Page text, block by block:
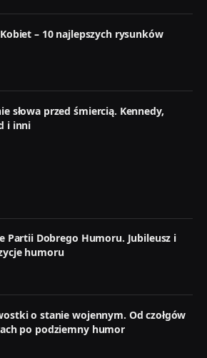
– 10 najlepszych rysunków
słowa przed śmiercią. Kennedy,
i inni
Partii Dobrego Humoru. Jubileusz i
humoru
o stanie wojennym. Od czołgów
po podziemny humor